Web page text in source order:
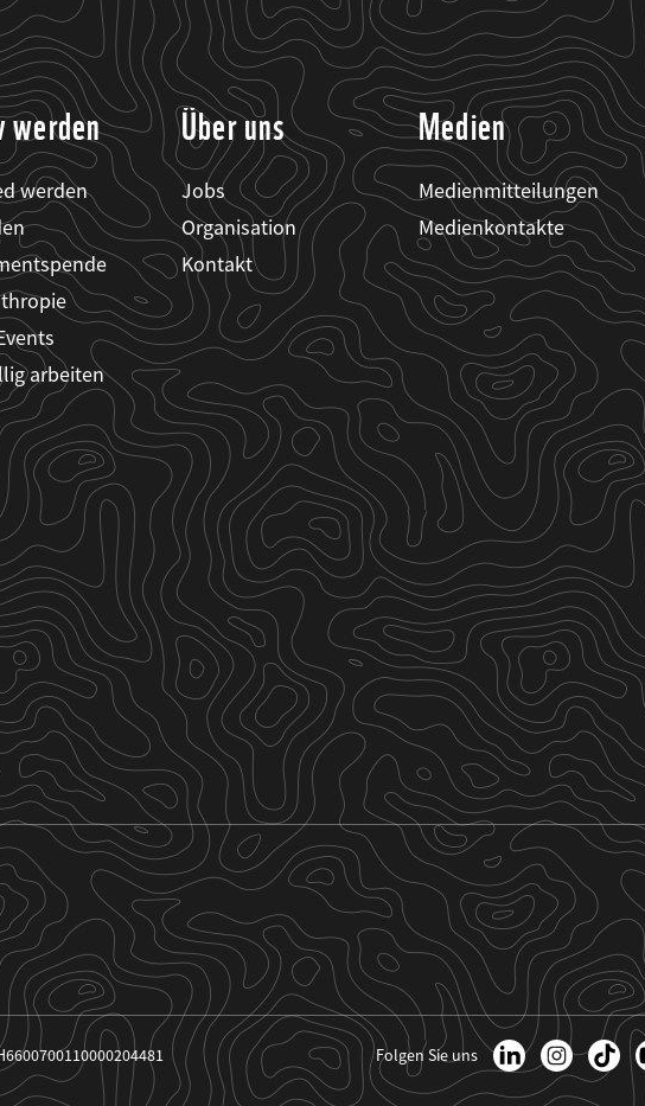
werden
werden
arbeiten
Über uns
Jobs
Organisation
Kontakt
Medien
Medienmitteilungen
Medienkontakte
Folgen Sie uns